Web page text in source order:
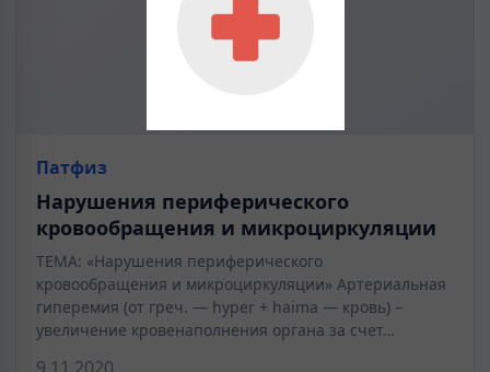
Патфиз
Нарушения периферического
кровообращения и микроциркуляции
ТЕМА: «Нарушения периферического
кровообращения и микроциркуляции» Артериальная
гиперемия (от греч. — hyper + haima — кровь) –
увеличение кровенаполнения органа за счет…